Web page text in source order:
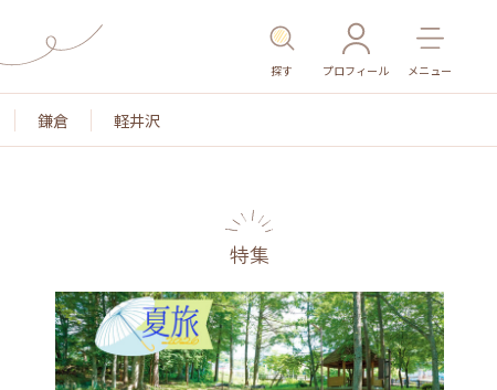
探す プロフィール メニュー
鎌倉 軽井沢
名所・旧跡 温泉・スパ その他施設
特集